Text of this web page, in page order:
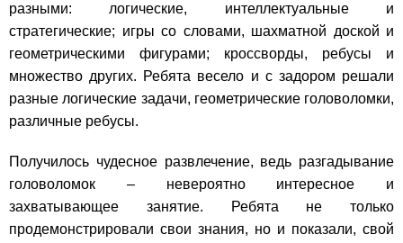
разными: логические, интеллектуальные и
стратегические; игры со словами, шахматной доской и
геометрическими фигурами; кроссворды, ребусы и
множество других. Ребята весело и с задором решали
разные логические задачи, геометрические головоломки,
различные ребусы.
Получилось чудесное развлечение, ведь разгадывание
головоломок – невероятно интересное и
захватывающее занятие. Ребята не только
продемонстрировали свои знания, но и показали, свой